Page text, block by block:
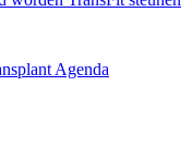
Agenda